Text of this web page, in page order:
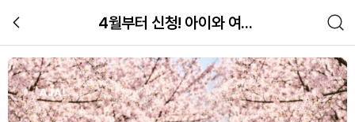
4월부터 신청! 아이와 여행하면 20만 원 환급!
2026 지역사랑 휴가지원 완벽 가이
교육관련 체험 이미지 갤러리